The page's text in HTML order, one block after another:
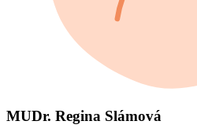
MUDr. Regina Slámová